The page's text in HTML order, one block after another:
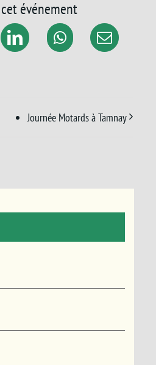
événement
Journée Motards à Tamnay